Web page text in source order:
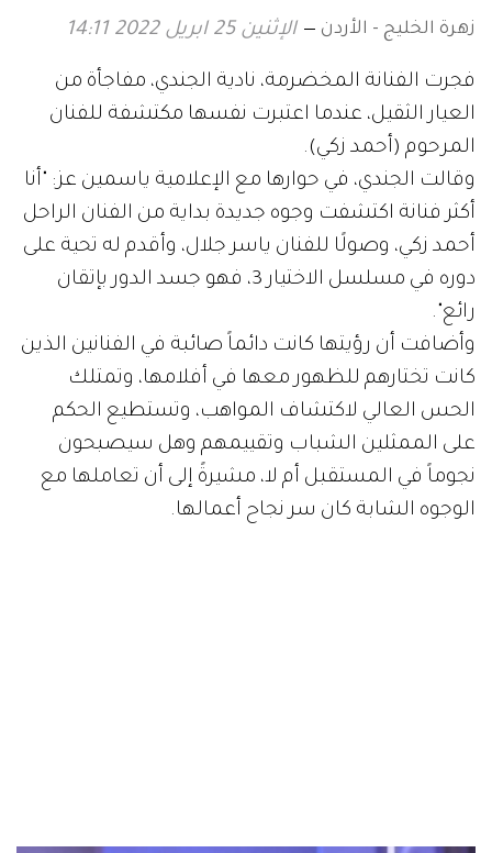
زهرة الخليج - الأردن الإثنين 25 ابريل 2022 14:11
فجرت الفنانة المخضرمة، نادية الجندي، مفاجأة من
العيار الثقيل، عندما اعتبرت نفسها مكتشفة للفنان
المرحوم (أحمد زكي).
وقالت الجندي، في حوارها مع الإعلامية ياسمين عز: "أنا
أكثر فنانة اكتشفت وجوه جديدة بداية من الفنان الراحل
أحمد زكي، وصولًا للفنان ياسر جلال، وأقدم له تحية على
دوره في مسلسل الاختيار 3، فهو جسد الدور بإتقان
رائع".
وأضافت أن رؤيتها كانت دائماً صائبة في الفنانين الذين
كانت تختارهم للظهور معها في أفلامها، وتمتلك
الحس العالي لاكتشاف المواهب، وتستطيع الحكم
على الممثلين الشباب وتقييمهم وهل سيصبحون
نجوماً في المستقبل أم لا، مشيرةً إلى أن تعاملها مع
الوجوه الشابة كان سر نجاح أعمالها.